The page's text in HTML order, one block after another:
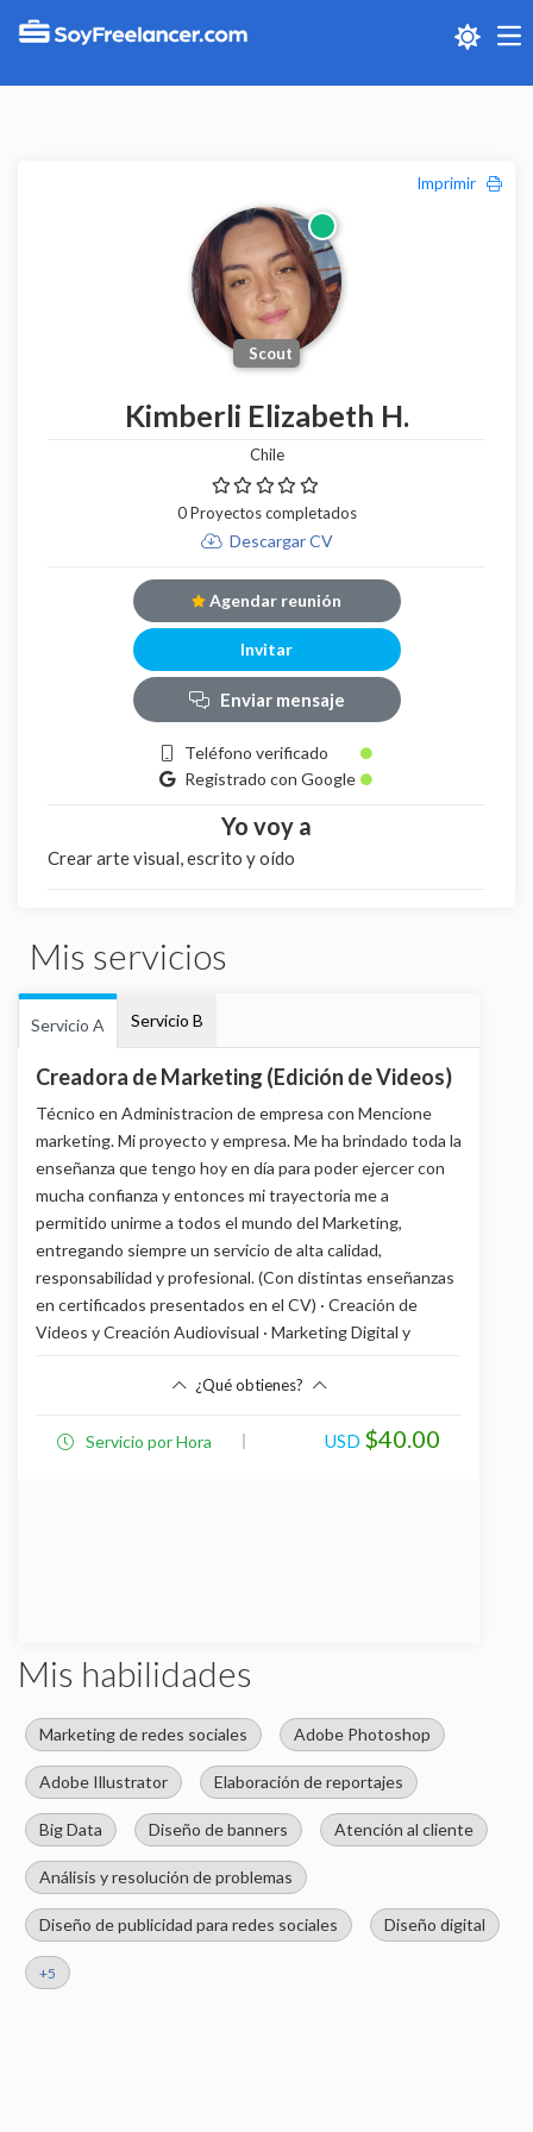
Imprimir
Scout
Kimberli Elizabeth H.
Chile
0 Proyectos completados
Descargar CV
Agendar reunión
Invitar
Enviar mensaje
Teléfono verificado
Registrado con Google
Yo voy a
Crear arte visual, escrito y oído
Mis servicios
Servicio A Servicio B
Creadora de Marketing (Edición de Videos)
Técnico en Administracion de empresa con Mencione
marketing. Mi proyecto y empresa. Me ha brindado toda la
enseñanza que tengo hoy en día para poder ejercer con
mucha confianza y entonces mi trayectoria me a
permitido unirme a todos el mundo del Marketing,
entregando siempre un servicio de alta calidad,
responsabilidad y profesional. (Con distintas enseñanzas
en certificados presentados en el CV) · Creación de
Videos y Creación Audiovisual · Marketing Digital y
¿Qué obtienes?
Beneficios
100% calidad que yo proporciono.
Servicio por Hora USD $40.00
Mis habilidades
Marketing de redes sociales Adobe Photoshop
Adobe Illustrator Elaboración de reportajes
Big Data Diseño de banners Atención al cliente
Análisis y resolución de problemas
Diseño de publicidad para redes sociales Diseño digital
+5